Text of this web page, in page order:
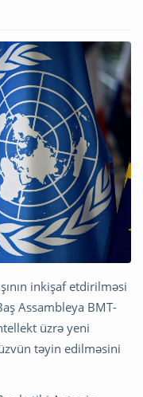
inkişaf etdirilməsi
Assambleya BMT-
üzrə yeni
təyin edilməsini